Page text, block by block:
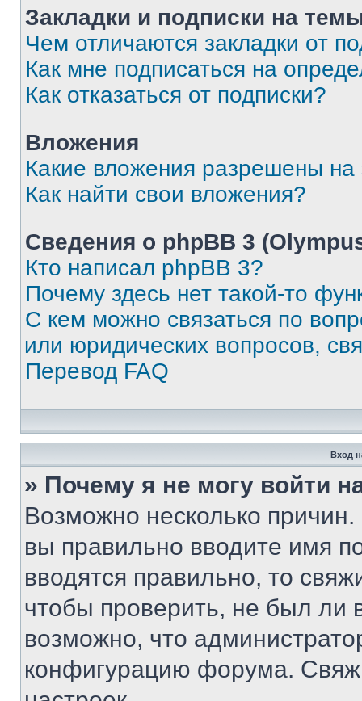
Закладки и подписки на
Чем отличаются закладки от
Как мне подписаться на
Как отказаться от подписки?
Вложения
Какие вложения разрешены
Как найти свои вложения?
Сведения о phpBB 3
Кто написал phpBB 3?
Почему здесь нет такой-то
С кем можно связаться по
или юридических вопросов,
Перевод FAQ
Вход
» Почему я не могу войти
Возможно несколько
вы правильно вводите имя
вводятся правильно, то
чтобы проверить, не был ли
возможно, что
конфигурацию форума.